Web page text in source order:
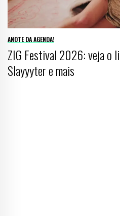
ANOTE DA AGENDA!
ZIG Festival 2026: veja o
Slayyyter e mais